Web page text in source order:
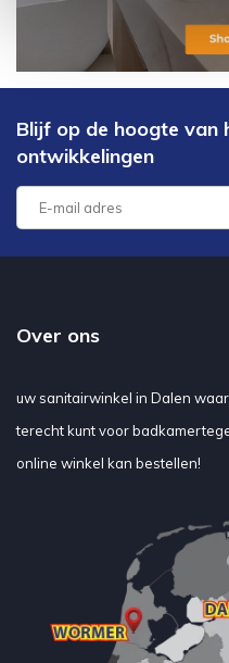
Blijf op de hoogte van
ontwikkelingen
Over ons
uw sanitairwinkel in Dalen
terecht kunt voor
online winkel kan bestellen!